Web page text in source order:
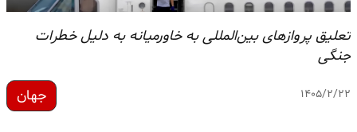
تعلیق پروازهای بین‌المللی به خاورمیانه به دلیل خطرات
جنگی
۱۴۰۵/۲/۲۲ جهان